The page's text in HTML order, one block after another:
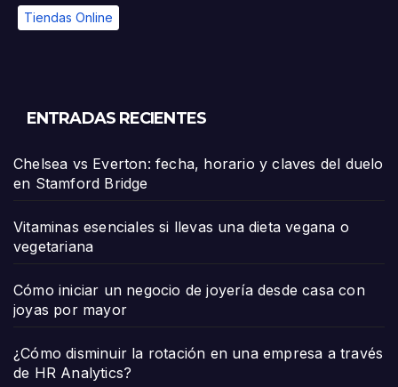
Tiendas Online
ENTRADAS RECIENTES
Chelsea vs Everton: fecha, horario y claves del duelo
en Stamford Bridge
Vitaminas esenciales si llevas una dieta vegana o
vegetariana
Cómo iniciar un negocio de joyería desde casa con
joyas por mayor
¿Cómo disminuir la rotación en una empresa a través
de HR Analytics?